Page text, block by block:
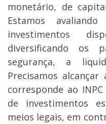
monetário, de
Estamos
investimentos
diversificando os
segurança, a
Precisamos
corresponde ao
de investimentos
meios legais, em